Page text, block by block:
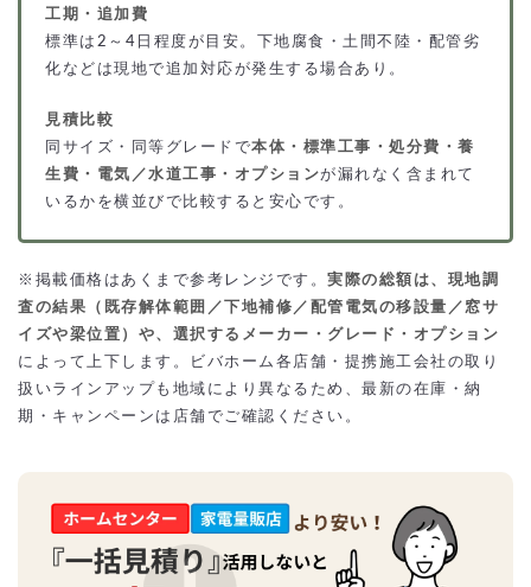
工期・追加費
標準は2～4日程度が目安。下地腐食・土間不陸・配管劣
化などは現地で追加対応が発生する場合あり。
見積比較
同サイズ・同等グレードで本体・標準工事・処分費・養
生費・電気／水道工事・オプションが漏れなく含まれて
いるかを横並びで比較すると安心です。
※掲載価格はあくまで参考レンジです。 実際の総額は、現地調
査の結果（既存解体範囲／下地補修／配管電気の移設量／窓サ
イズや梁位置）や、選択するメーカー・グレード・オプション
によって上下します。ビバホーム各店舗・提携施工会社の取り
扱いラインアップも地域により異なるため、最新の在庫・納
期・キャンペーンは店舗でご確認ください。